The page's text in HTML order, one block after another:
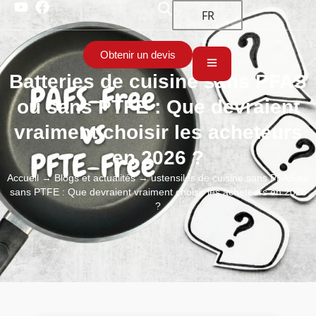
FR
Obtenir un devis
Batteries de cuisine sans PFAS
ou sans PTFE : Que devraient
vraiment choisir les acheteurs
en 2026 ?
Accueil→Blogs et actualités→ ustensiles de cuisine sans PFAS ou
sans PTFE : Que devraient vraiment choisir les acheteurs en 2026
?